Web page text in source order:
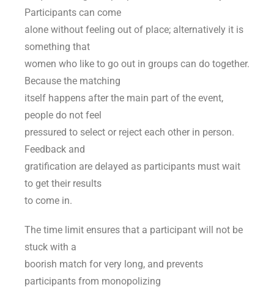
Participants can come
alone without feeling out of place; alternatively it is
something that
women who like to go out in groups can do together.
Because the matching
itself happens after the main part of the event,
people do not feel
pressured to select or reject each other in person.
Feedback and
gratification are delayed as participants must wait
to get their results
to come in.
The time limit ensures that a participant will not be
stuck with a
boorish match for very long, and prevents
participants from monopolizing